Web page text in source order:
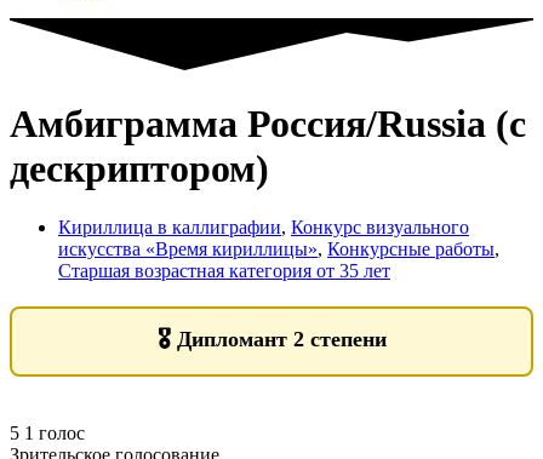
Амбиграмма Россия/Russia (с
дескриптором)
Кириллица в каллиграфии, Конкурс визуального
искусства «Время кириллицы», Конкурсные работы,
Старшая возрастная категория от 35 лет
🎖️ Дипломант 2 степени
5 1 голос